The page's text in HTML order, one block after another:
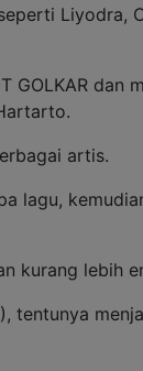
Liyodra,
GOLKAR dan
artis.
lagu,
kurang lebih
tentunya